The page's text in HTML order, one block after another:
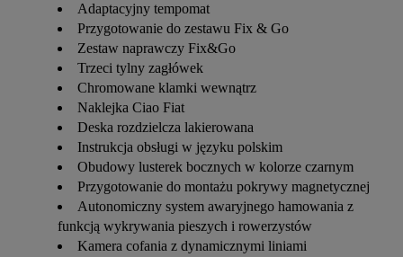
Adaptacyjny tempomat
Przygotowanie do zestawu Fix & Go
Zestaw naprawczy Fix&Go
Trzeci tylny zagłówek
Chromowane klamki wewnątrz
Naklejka Ciao Fiat
Deska rozdzielcza lakierowana
Instrukcja obsługi w języku polskim
Obudowy lusterek bocznych w kolorze czarnym
Przygotowanie do montażu pokrywy magnetycznej
Autonomiczny system awaryjnego hamowania z
funkcją wykrywania pieszych i rowerzystów
Kamera cofania z dynamicznymi liniami